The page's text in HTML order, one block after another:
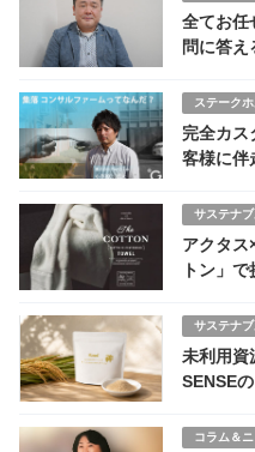
全てお任
問に答え
ステーク
完全カス
客様に
サステナ
アクタス
トン」
サステナ
未利用資
SENSE
コラム＆